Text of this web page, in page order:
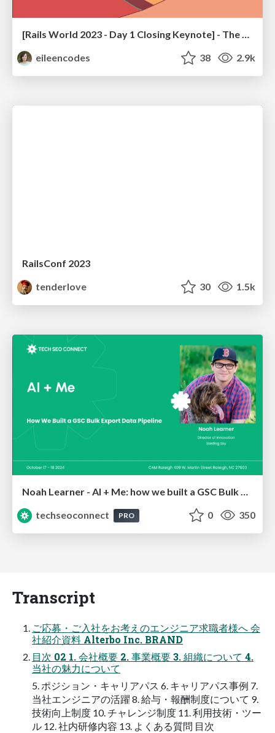
[Rails World 2023 - Day 1 Closing Keynote] - The Magic of Rails
eileencodes
38 2.9k
RailsConf 2023
tenderlove
30 1.5k
Noah Learner - AI + Me: how we built a GSC Bulk Export data pipeline
techseoconnect
PRO 0 350
Transcript
ご応募・ご入社をお考えのエンジニア求職者様へ 会
社紹介資料 Alterbo Inc. BRAND
目次 02 1. 会社概要 2. 事業概要 3. 組織について 4.
当社の魅力について
5. ポジション・キャリアパス 6. キャリアパス事例 7.
当社エンジニアの活躍 8. 給与・報酬制度について 9.
技術向上制度 10. チャレンジ制度 11. 利用技術・ツー
ル 12. 社内研修内容 13. よくある質問 目次